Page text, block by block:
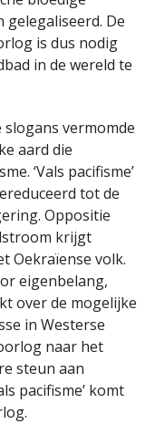
De
is dus nodig
in de wereld te
vermomde
aard die
‘Vals pacifisme’
tot de
Oppositie
krijgt
Oekraïense volk.
eigenbelang,
over de mogelijke
in Westerse
naar het
steun aan
pacifisme’ komt